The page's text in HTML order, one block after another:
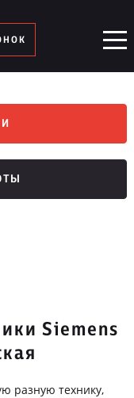
Siemens
разную технику,